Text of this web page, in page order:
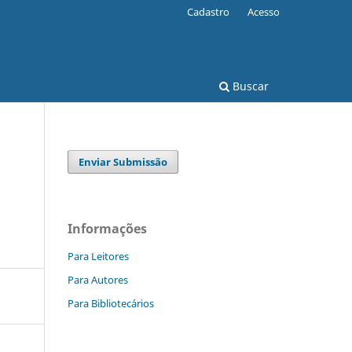
Buscar
Cadastro Acesso
Enviar Submissão
Informações
Para Leitores
Para Autores
Para Bibliotecários